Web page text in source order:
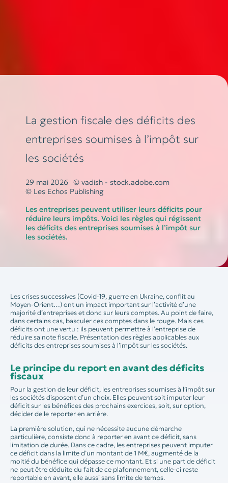
La gestion fiscale des déficits des
entreprises soumises à l’impôt sur
les sociétés
29 mai 2026 © vadish - stock.adobe.com
© Les Echos Publishing
Les entreprises peuvent utiliser leurs déficits pour
réduire leurs impôts. Voici les règles qui régissent
les déficits des entreprises soumises à l’impôt sur
les sociétés.
Les crises successives (Covid-19, guerre en Ukraine, conflit au
Moyen-Orient…) ont un impact important sur l’activité d’une
majorité d’entreprises et donc sur leurs comptes. Au point de faire,
dans certains cas, basculer ces comptes dans le rouge. Mais ces
déficits ont une vertu : ils peuvent permettre à l’entreprise de
réduire sa note fiscale. Présentation des règles applicables aux
déficits des entreprises soumises à l’impôt sur les sociétés.
Le principe du report en avant des déficits
fiscaux
Pour la gestion de leur déficit, les entreprises soumises à l’impôt sur
les sociétés disposent d’un choix. Elles peuvent soit imputer leur
déficit sur les bénéfices des prochains exercices, soit, sur option,
décider de le reporter en arrière.
La première solution, qui ne nécessite aucune démarche
particulière, consiste donc à reporter en avant ce déficit, sans
limitation de durée. Dans ce cadre, les entreprises peuvent imputer
ce déficit dans la limite d’un montant de 1 M€, augmenté de la
moitié du bénéfice qui dépasse ce montant. Et si une part de déficit
ne peut être déduite du fait de ce plafonnement, celle-ci reste
reportable en avant, elle aussi sans limite de temps.